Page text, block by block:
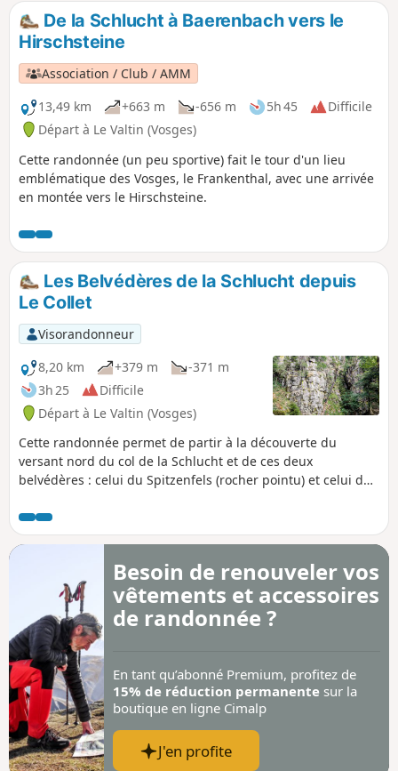
randonnée remonte et redescend au dernier lac : le Lac
Vert. Prenant la direction du Col de la Schlucht, il fait passer
par les escaliers du Hirschsteine et son point de vue sur la
vallée de Munster, suivi d'un passage vertigineux et un peu
technique à flanc de falaise. Le retour se fait ensuite par la
crête avec de très nombreuses vues et sur un sentier un
peu plus plat qui passe par le Tanet et le Gazon du Faing.
De la Schlucht à Baerenbach vers le
Hirschsteine
Association / Club / AMM
13,49 km
+663 m -656 m 5h 45
Difficile
Départ à Le Valtin (Vosges)
Cette randonnée (un peu sportive) fait le tour d'un lieu
emblématique des Vosges, le Frankenthal, avec une arrivée
en montée vers le Hirschsteine.
Les Belvédères de la Schlucht depuis
Le Collet
Visorandonneur
8,20 km
+379 m
-371 m
3h 25
Difficile
Départ à Le Valtin (Vosges)
Cette randonnée permet de partir à la découverte du
versant nord du col de la Schlucht et de ces deux
belvédères : celui du Spitzenfels (rocher pointu) et celui des
Naturelle Nationale du Frankenthal-Missheimle. Les
escaliers des Hirschsteine empruntent des passages
équipement. Une variante permet d'éviter ce passage. :!:
Attention : Le sentier des Hischsteine est interdit du 1er
novembre au 30 avril par arrêté préfectoral du 18 mai 2022.
Besoin de renouveler vos
vêtements et accessoires
de randonnée ?
En tant qu’abonné Premium, profitez de
15% de réduction permanente sur la
boutique en ligne Cimalp
J'en profite